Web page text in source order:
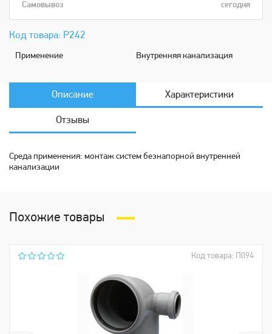
Код товара: Р242
Применение Внутренняя канализация
Самовывоз
сегодня
Описание Характеристики
Отзывы
Среда применения: монтаж систем безнапорной внутренней
канализации
Похожие товары
Код товара: П094